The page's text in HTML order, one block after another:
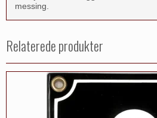
messing.
Relaterede produkter